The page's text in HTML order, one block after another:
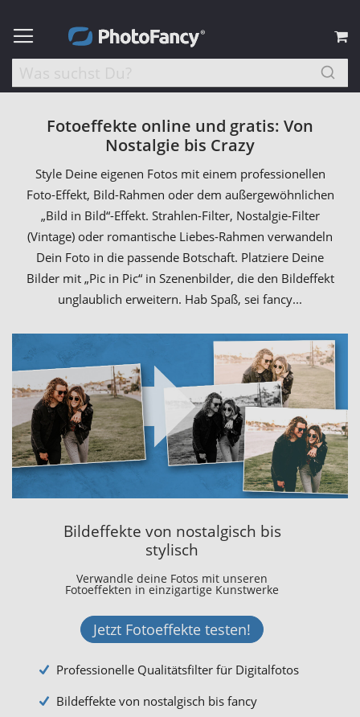
Fotoeffekte online und gratis: Von
Nostalgie bis Crazy
Style Deine eigenen Fotos mit einem professionellen
Foto-Effekt, Bild-Rahmen oder dem außergewöhnlichen
„Bild in Bild“-Effekt. Strahlen-Filter, Nostalgie-Filter
(Vintage) oder romantische Liebes-Rahmen verwandeln
Dein Foto in die passende Botschaft. Platziere Deine
Bilder mit „Pic in Pic“ in Szenenbilder, die den Bildeffekt
unglaublich erweitern. Hab Spaß, sei fancy...
Bildeffekte von nostalgisch bis
stylisch
Verwandle deine Fotos mit unseren
Fotoeffekten in einzigartige Kunstwerke
Jetzt Fotoeffekte testen!
Professionelle Qualitätsfilter für Digitalfotos
Bildeffekte von nostalgisch bis fancy